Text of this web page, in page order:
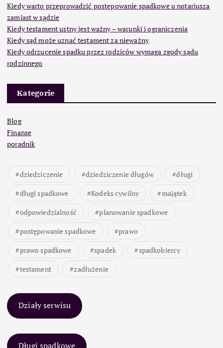
Kiedy warto przeprowadzić postępowanie spadkowe u notariusza
zamiast w sądzie
Kiedy testament ustny jest ważny – warunki i ograniczenia
Kiedy sąd może uznać testament za nieważny
Kiedy odrzucenie spadku przez rodziców wymaga zgody sądu
rodzinnego
Kategorie
Blog
Finanse
poradnik
dziedziczenie dziedziczenie długów
długi
długi spadkowe
Kodeks cywilny
majątek
odpowiedzialność
planowanie spadkowe
postępowanie spadkowe
prawo
prawo spadkowe
spadek
spadkobiercy
testament
zadłużenie
Działy serwisu
Długi spadkowe